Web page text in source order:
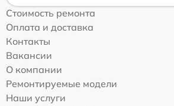
Стоимость ремонта
Оплата и доставка
Контакты
Вакансии
О компании
Ремонтируемые модели
Наши услуги